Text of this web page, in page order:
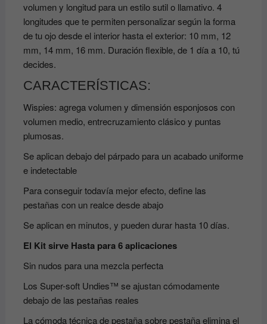
volumen y longitud para un estilo sutil o llamativo. 4
longitudes que te permiten personalizar según la forma
de tu ojo desde el interior hasta el exterior: 10 mm, 12
mm, 14 mm, 16 mm. Duración flexible, de 1 día a 10, tú
decides.
CARACTERÍSTICAS:
Wispies: agrega volumen y dimensión esponjosos con
volumen medio, entrecruzamiento clásico y puntas
plumosas.
Se aplican debajo del párpado para un acabado uniforme
e indetectable
Para conseguir todavía mejor efecto, define las
pestañas con un realce desde abajo
Se aplican en minutos, y pueden durar hasta 10 días.
El Kit sirve Hasta para 6 aplicaciones
Sin nudos para una mezcla perfecta
Los Super-soft Undies™ se ajustan cómodamente
debajo de las pestañas reales
La cómoda técnica de pestaña sobre pestaña elimina el